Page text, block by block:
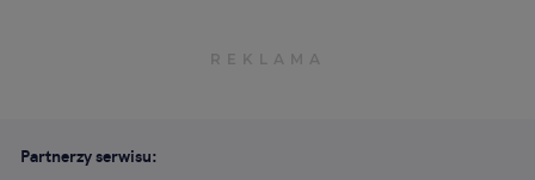
Partnerzy serwisu: